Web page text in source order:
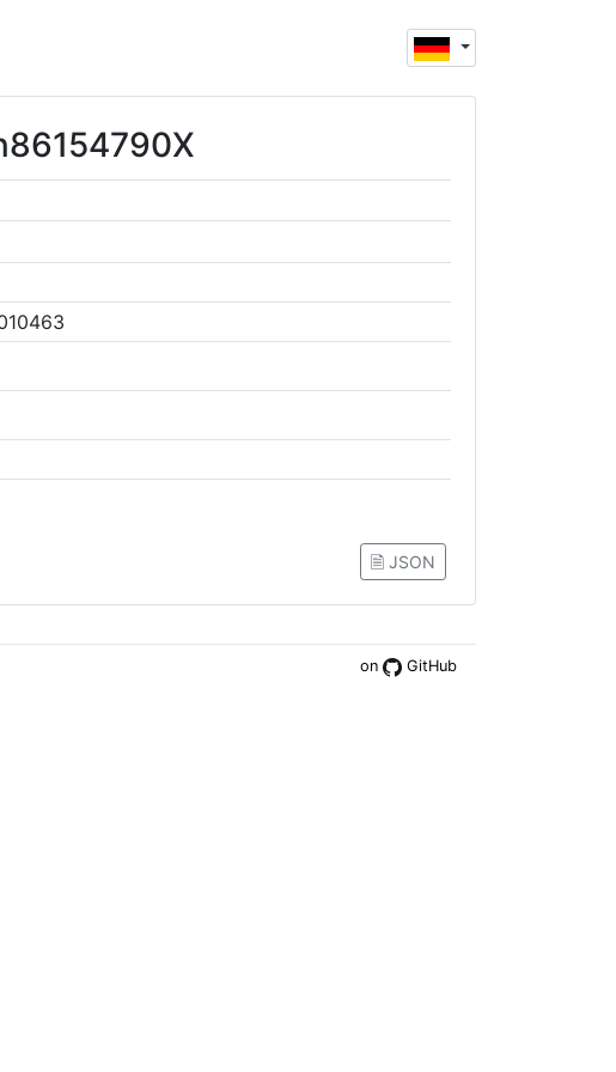
🗎 JSON
on GitHub